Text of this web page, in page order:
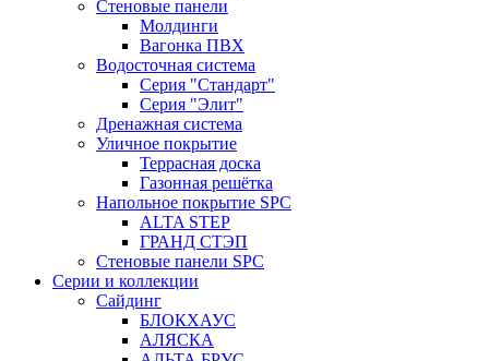
Стеновые панели
Молдинги
Вагонка ПВХ
Водосточная система
Серия "Стандарт"
Серия "Элит"
Дренажная система
Уличное покрытие
Террасная доска
Газонная решётка
Напольное покрытие SPC
ALTA STEP
ГРАНД СТЭП
Стеновые панели SPC
Серии и коллекции
Сайдинг
БЛОКХАУС
АЛЯСКА